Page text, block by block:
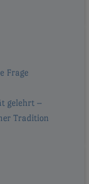
Frage
gelehrt –
Tradition